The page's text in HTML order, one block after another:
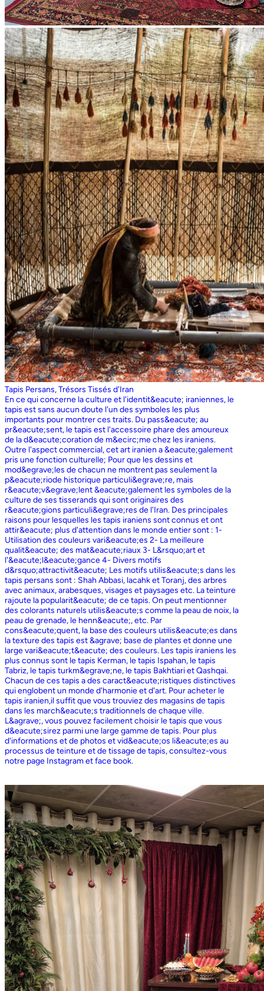
Tapis Persans, Trésors Tissés d'Iran
En ce qui concerne la culture et l'identit&eacute; iraniennes, le
tapis est sans aucun doute l'un des symboles les plus
importants pour montrer ces traits. Du pass&eacute; au
pr&eacute;sent, le tapis est l'accessoire phare des amoureux
de la d&eacute;coration de m&ecirc;me chez les iraniens.
Outre l'aspect commercial, cet art iranien a &eacute;galement
pris une fonction culturelle; Pour que les dessins et
mod&egrave;les de chacun ne montrent pas seulement la
p&eacute;riode historique particuli&egrave;re, mais
r&eacute;v&egrave;lent &eacute;galement les symboles de la
culture de ses tisserands qui sont originaires des
r&eacute;gions particuli&egrave;res de l'Iran. Des principales
raisons pour lesquelles les tapis iraniens sont connus et ont
attir&eacute; plus d'attention dans le monde entier sont : 1-
Utilisation des couleurs vari&eacute;es 2- La meilleure
qualit&eacute; des mat&eacute;riaux 3- L&rsquo;art et
l'&eacute;l&eacute;gance 4- Divers motifs
d&rsquo;attractivit&eacute; Les motifs utilis&eacute;s dans les
tapis persans sont : Shah Abbasi, lacahk et Toranj, des arbres
avec animaux, arabesques, visages et paysages etc. La teinture
rajoute la popularit&eacute; de ce tapis. On peut mentionner
des colorants naturels utilis&eacute;s comme la peau de noix, la
peau de grenade, le henn&eacute;, etc. Par
cons&eacute;quent, la base des couleurs utilis&eacute;es dans
la texture des tapis est &agrave; base de plantes et donne une
large vari&eacute;t&eacute; des couleurs. Les tapis iraniens les
plus connus sont le tapis Kerman, le tapis Ispahan, le tapis
Tabriz, le tapis turkm&egrave;ne, le tapis Bakhtiari et Qashqai.
Chacun de ces tapis a des caract&eacute;ristiques distinctives
qui englobent un monde d'harmonie et d'art. Pour acheter le
tapis iranien,il suffit que vous trouviez des magasins de tapis
dans les march&eacute;s traditionnels de chaque ville.
L&agrave;, vous pouvez facilement choisir le tapis que vous
d&eacute;sirez parmi une large gamme de tapis. Pour plus
d'informations et de photos et vid&eacute;os li&eacute;es au
processus de teinture et de tissage de tapis, consultez-vous
notre page Instagram et face book.